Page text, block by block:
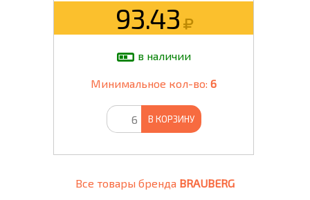
93.43
в наличии
Минимальное кол-во: 6
В КОРЗИНУ
Все товары бренда BRAUBERG